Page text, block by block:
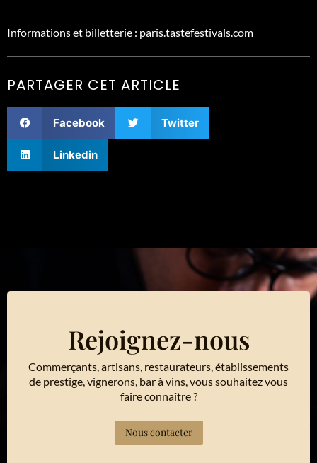
Informations et billetterie : paris.tastefestivals.com
PARTAGER CET ARTICLE
Facebook Twitter
Linkedin
Rejoignez-nous
Commerçants, artisans, restaurateurs, établissements
de prestige, vignerons, bar à vins, vous souhaitez vous
faire connaître ?
Nous contacter